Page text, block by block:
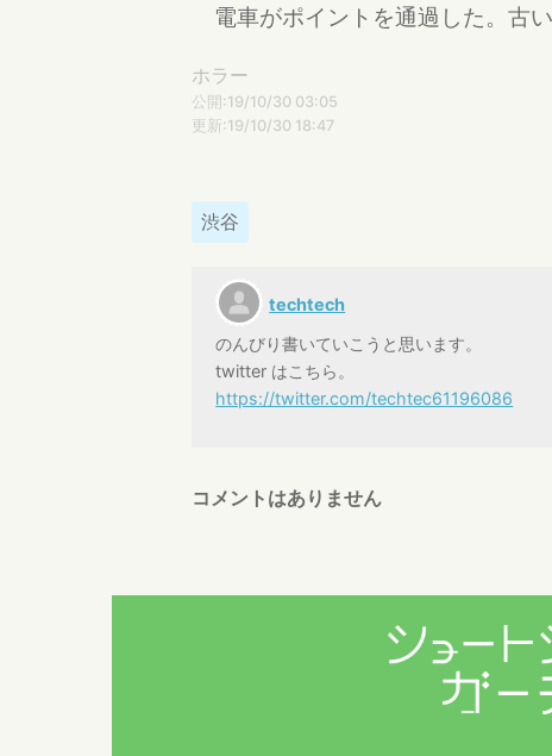
電車がポイントを通過した。古
ホラー
公開:19/10/30 03:05
更新:19/10/30 18:47
渋谷
techtech
のんびり書いていこうと思います。
twitter はこちら。
https://twitter.com/techtec61196086
コメントはありません